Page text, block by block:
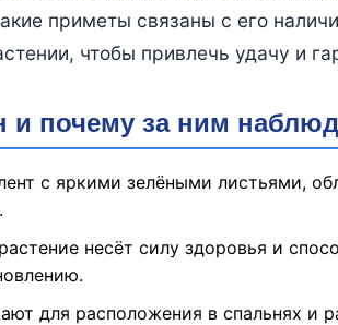
приметы связаны с его
чтобы привлечь удачу и
и почему за ним
с яркими зелёными листьями,
несёт силу здоровья и
для расположения в спальнях и